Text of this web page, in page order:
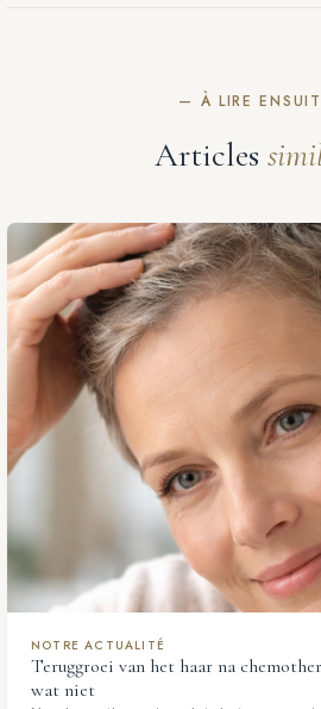
— À LIRE
Articles
NOTRE ACTUALITÉ
Teruggroei van het haar na
wat niet